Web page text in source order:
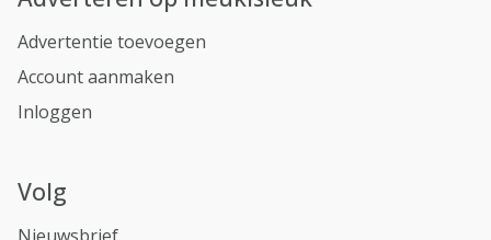
Advertentie toevoegen
Account aanmaken
Inloggen
Volg